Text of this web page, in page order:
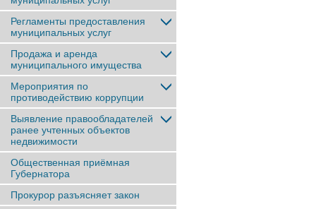
Регламенты предоставления
муниципальных услуг
Продажа и аренда
муниципального имущества
Мероприятия по
противодействию коррупции
Выявление правообладателей
ранее учтенныx объектов
недвижимости
Общественная приёмная
Губернатора
Прокурор разъясняет закон